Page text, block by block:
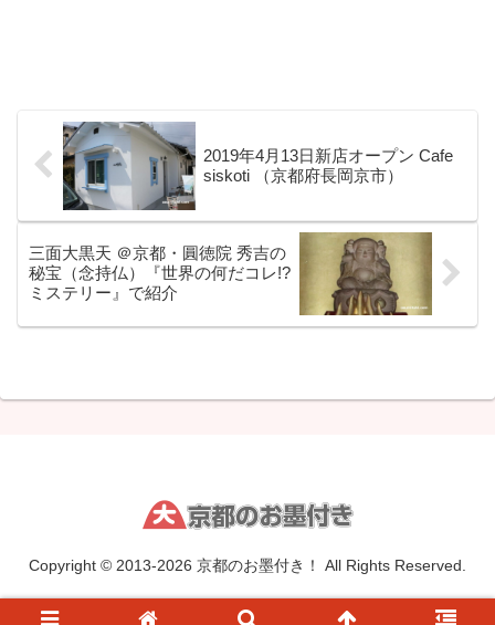
2019年4月13日新店オープン Cafe
siskoti （京都府長岡京市）
三面大黒天 ＠京都・圓徳院 秀吉の
秘宝（念持仏）『世界の何だコレ!?
ミステリー』で紹介
Copyright © 2013-2026 京都のお墨付き！ All Rights Reserved.